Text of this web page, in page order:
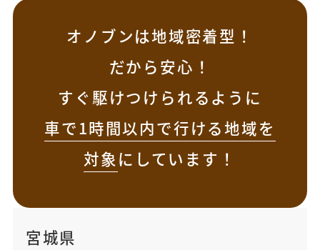
オノブンは地域密着型！
だから安心！
すぐ駆けつけられるように
車で1時間以内で行ける地域を
対象にしています！
宮城県